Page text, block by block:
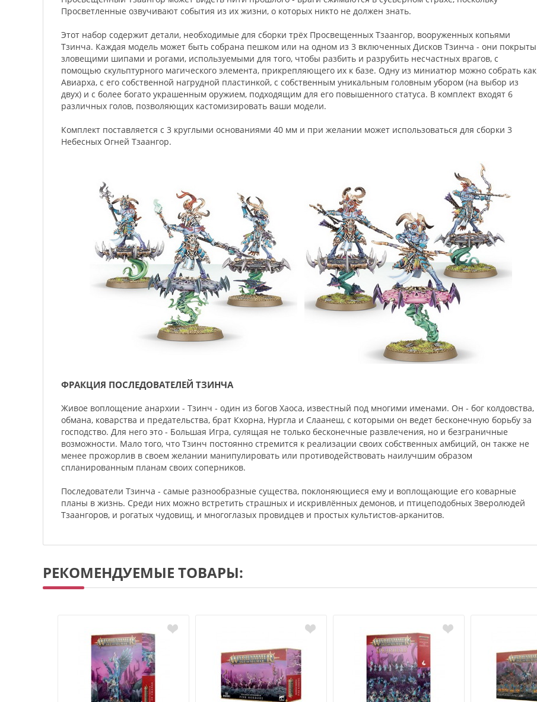
Просветленные озвучивают события из их жизни, о которых никто не должен знать.
Этот набор содержит детали, необходимые для сборки трёх Просвещенных Тзаангор, вооруженных копьями
Тзинча. Каждая модель может быть собрана пешком или на одном из 3 включенных Дисков Тзинча - они покрыты
зловещими шипами и рогами, используемыми для того, чтобы разбить и разрубить несчастных врагов, с
помощью скульптурного магического элемента, прикрепляющего их к базе. Одну из миниатюр можно собрать как
Авиарха, с его собственной нагрудной пластинкой, с собственным уникальным головным убором (на выбор из
двух) и с более богато украшенным оружием, подходящим для его повышенного статуса. В комплект входят 6
различных голов, позволяющих кастомизировать ваши модели.
Комплект поставляется с 3 круглыми основаниями 40 мм и при желании может использоваться для сборки 3
Небесных Огней Тзаангор.
ФРАКЦИЯ ПОСЛЕДОВАТЕЛЕЙ ТЗИНЧА
Живое воплощение анархии - Тзинч - один из богов Хаоса, известный под многими именами. Он - бог колдовства,
обмана, коварства и предательства, брат Кхорна, Нургла и Слаанеш, с которыми он ведет бесконечную борьбу за
господство. Для него это - Большая Игра, сулящая не только бесконечные развлечения, но и безграничные
возможности. Мало того, что Тзинч постоянно стремится к реализации своих собственных амбиций, он также не
менее прожорлив в своем желании манипулировать или противодействовать наилучшим образом
спланированным планам своих соперников.
Последователи Тзинча - самые разнообразные существа, поклоняющиеся ему и воплощающие его коварные
планы в жизнь. Среди них можно встретить страшных и искривлённых демонов, и птицеподобных Зверолюдей
Тзаангоров, и рогатых чудовищ, и многоглазых провидцев и простых культистов-арканитов.
РЕКОМЕНДУЕМЫЕ ТОВАРЫ: